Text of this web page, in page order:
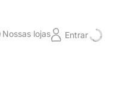
Nossas lojas Entrar